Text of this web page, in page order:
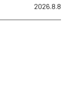
2026.8.8